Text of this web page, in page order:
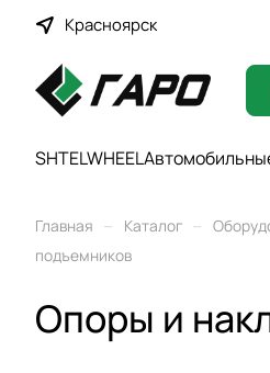
Красноярск
SHTELWHEEL
Главная – Каталог –
подъемников
Опоры и